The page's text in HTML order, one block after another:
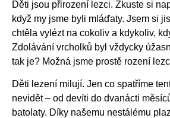
Děti jsou přirození lezci. Zkuste si
když my jsme byli mláďaty. Jsem si
chtěla vylézt na cokoliv a kdykoliv,
Zdolávání vrcholků byl vždycky
tak je? Možná jsme prostě rození
Děti lezení milují. Jen co spatříme
nevidět – od devíti do dvanácti
batolaty. Díky našemu nestálému